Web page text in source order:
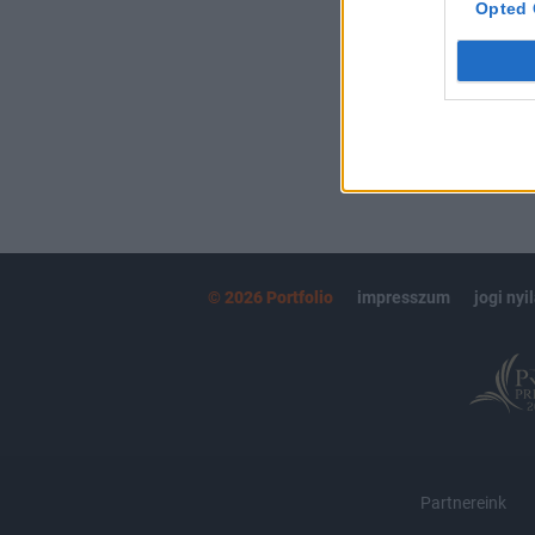
Opted
MÁR
© 2026 Portfolio impresszum jogi
Partnereink